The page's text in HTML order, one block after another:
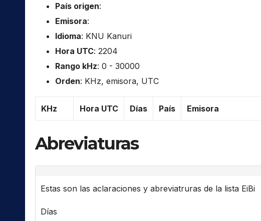
País origen:
Emisora:
Idioma: KNU Kanuri
Hora UTC: 2204
Rango kHz: 0 - 30000
Orden: KHz, emisora, UTC
KHz Hora UTC Días País Emisora
Abreviaturas
Estas son las aclaraciones y abreviatruras de la lista EiBi
Días